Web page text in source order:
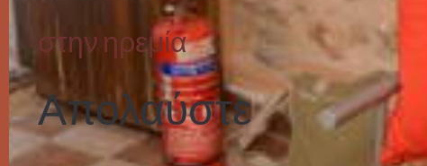
στην ηρεμία
Απολαύστε